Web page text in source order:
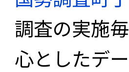
調査の実施
心としたデ